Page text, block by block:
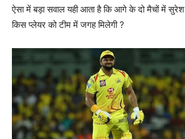
ऐसा में बड़ा सवाल यही आता है कि आगे के दो मैचों में
किस प्लेयर को टीम में जगह मिलेगी ?